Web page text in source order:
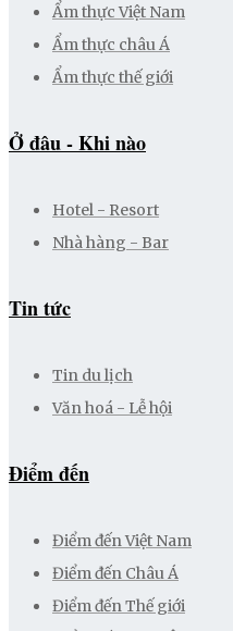
Ẩm thực Việt Nam
Ẩm thực châu Á
Ẩm thực thế giới
Ở đâu - Khi nào
Hotel - Resort
Nhà hàng - Bar
Tin tức
Tin du lịch
Văn hoá - Lễ hội
Điểm đến
Điểm đến Việt Nam
Điểm đến Châu Á
Điểm đến Thế giới